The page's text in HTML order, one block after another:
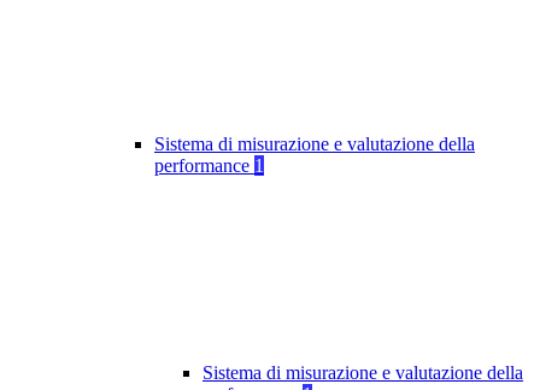
Sistema di misurazione e valutazione della
performance 1
Sistema di misurazione e valutazione della